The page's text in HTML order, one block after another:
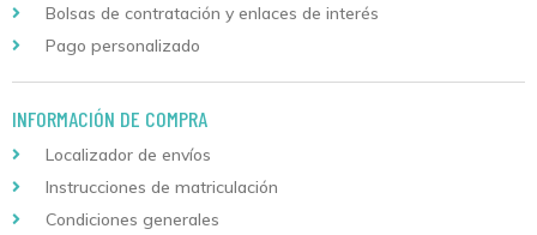
Bolsas de contratación y enlaces de interés
Pago personalizado
INFORMACIÓN DE COMPRA
Localizador de envíos
Instrucciones de matriculación
Condiciones generales